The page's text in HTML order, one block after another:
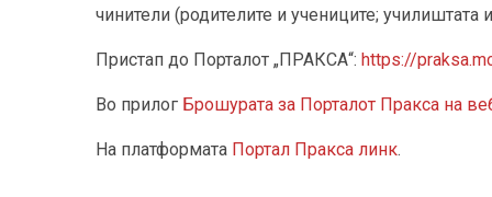
чинители (родителите и учениците; училиштата
Пристап до Порталот „ПРАКСА“: https://
Во прилог Брошурата за Порталот Пракса на
На платформата Портал Пракса линк.